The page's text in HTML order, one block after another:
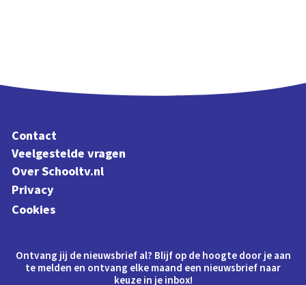
Contact
Veelgestelde vragen
Over Schooltv.nl
Privacy
Cookies
Ontvang jij de nieuwsbrief al? Blijf op de hoogte door je aan
te melden en ontvang elke maand een nieuwsbrief naar
keuze in je inbox!